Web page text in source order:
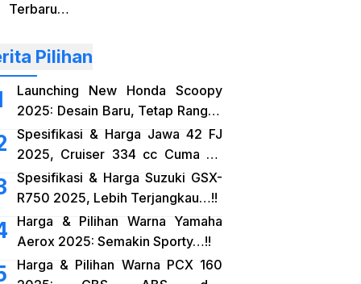
Terbaru…
Pilihan
Launching New Honda Scoopy
2025: Desain Baru, Tetap Rangka
eSAF…!!
Spesifikasi & Harga Jawa 42 FJ
2025, Cruiser 334 cc Cuma 38
Jutaan…!!
Spesifikasi & Harga Suzuki GSX-
R750 2025, Lebih Terjangkau…!!
Harga & Pilihan Warna Yamaha
Aerox 2025: Semakin Sporty…!!
Harga & Pilihan Warna PCX 160